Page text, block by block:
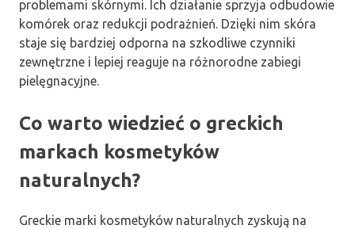
problemami skórnymi. Ich działanie sprzyja odbudowie
komórek oraz redukcji podrażnień. Dzięki nim skóra
staje się bardziej odporna na szkodliwe czynniki
zewnętrzne i lepiej reaguje na różnorodne zabiegi
pielęgnacyjne.
Co warto wiedzieć o greckich
markach kosmetyków
naturalnych?
Greckie marki kosmetyków naturalnych zyskują na